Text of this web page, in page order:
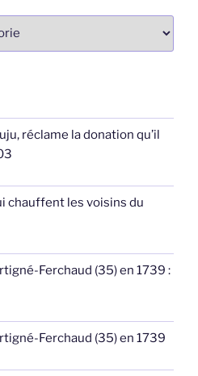
réclame la donation qu’il
chauffent les voisins du
Ferchaud (35) en 1739 :
Ferchaud (35) en 1739